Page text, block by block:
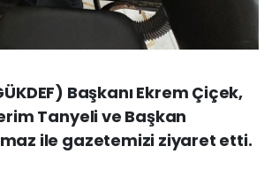
Başkanı Ekrem Çiçek,
Tanyeli ve Başkan
ile gazetemizi ziyaret etti.